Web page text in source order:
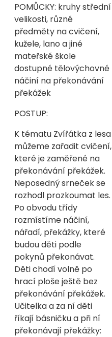
POMŮCKY: kruhy střední
velikosti, různé
předměty na cvičení,
kužele, lano a jiné
mateřské škole
dostupné tělovýchovné
náčiní na překonávání
překážek
POSTUP:
K tématu Zvířátka z lesa
můžeme zařadit cvičení,
které je zaměřené na
překonávání překážek.
Neposedný srneček se
rozhodl prozkoumat les.
Po obvodu třídy
rozmístíme náčiní,
nářadí, překážky, které
budou děti podle
pokynů překonávat.
Děti chodí volně po
hrací ploše ještě bez
překonávání překážek.
Učitelka a za ní děti
říkají básničku a při ní
překonávají překážky: